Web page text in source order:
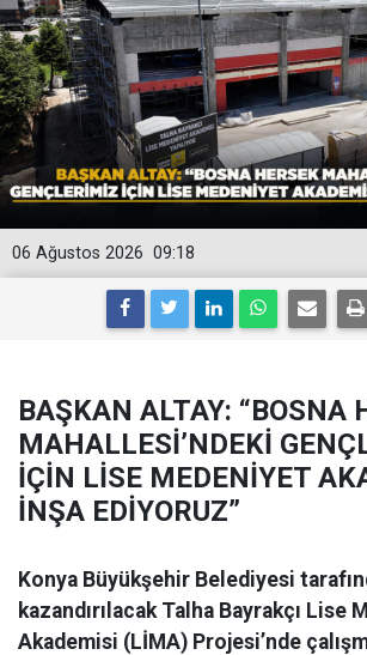
09:18
06 Ağustos 2026
BAŞKAN ALTAY: “BOSNA
MAHALLESİ’NDEKİ
İÇİN LİSE MEDENİYET
İNŞA EDİYORUZ”
Konya Büyükşehir Belediyesi
kazandırılacak Talha Bayrakçı Lise
Akademisi (LİMA) Projesi’nde